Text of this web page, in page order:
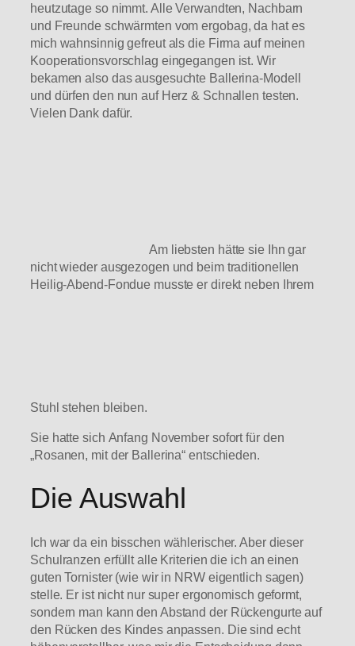
heutzutage so nimmt. Alle Verwandten, Nachbarn
und Freunde schwärmten vom ergobag, da hat es
mich wahnsinnig gefreut als die Firma auf meinen
Kooperationsvorschlag eingegangen ist. Wir
bekamen also das ausgesuchte Ballerina-Modell
und dürfen den nun auf Herz & Schnallen testen.
Vielen Dank dafür.
Am liebsten hätte sie Ihn gar
nicht wieder ausgezogen und beim traditionellen
Heilig-Abend-Fondue musste er direkt neben Ihrem
Stuhl stehen bleiben.
Sie hatte sich Anfang November sofort für den
„Rosanen, mit der Ballerina“ entschieden.
Die Auswahl
Ich war da ein bisschen wählerischer. Aber dieser
Schulranzen erfüllt alle Kriterien die ich an einen
guten Tornister (wie wir in NRW eigentlich sagen)
stelle. Er ist nicht nur super ergonomisch geformt,
sondern man kann den Abstand der Rückengurte auf
den Rücken des Kindes anpassen. Die sind echt